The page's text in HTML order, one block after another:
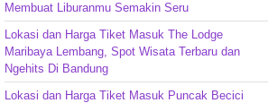
Membuat Liburanmu Semakin Seru
Lokasi dan Harga Tiket Masuk The Lodge
Maribaya Lembang, Spot Wisata Terbaru dan
Ngehits Di Bandung
Lokasi dan Harga Tiket Masuk Puncak Becici